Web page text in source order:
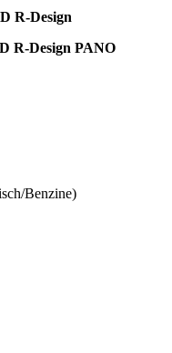
R-Design
R-Design PANO
Benzine)